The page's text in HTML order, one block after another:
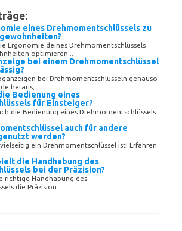
eines Drehmomentschlüssels zu
Ergonomie deines Drehmomentschlüssels
optimieren...
bei einem Drehmomentschlüssel
bei Drehmomentschlüsseln genauso
heraus,...
Bedienung eines
für Einsteiger?
die Bedienung eines Drehmomentschlüssels
auch für andere
werden?
ein Drehmomentschlüssel ist! Erfahren
die Handhabung des
bei der Präzision?
richtige Handhabung des
die Präzision...